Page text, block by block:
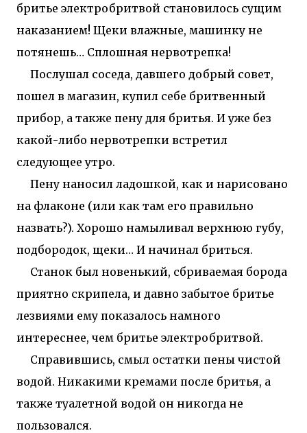
бритье электробритвой становилось сущим
наказанием! Щеки влажные, машинку не
потянешь… Сплошная нервотрепка!
Послушал соседа, давшего добрый совет,
пошел в магазин, купил себе бритвенный
прибор, а также пену для бритья. И уже без
какой-либо нервотрепки встретил
следующее утро.
Пену наносил ладошкой, как и нарисовано
на флаконе (или как там его правильно
назвать?). Хорошо намыливал верхнюю губу,
подбородок, щеки… И начинал бриться.
Станок был новенький, сбриваемая борода
приятно скрипела, и давно забытое бритье
лезвиями ему показалось намного
интереснее, чем бритье электробритвой.
Справившись, смыл остатки пены чистой
водой. Никакими кремами после бритья, а
также туалетной водой он никогда не
пользовался.